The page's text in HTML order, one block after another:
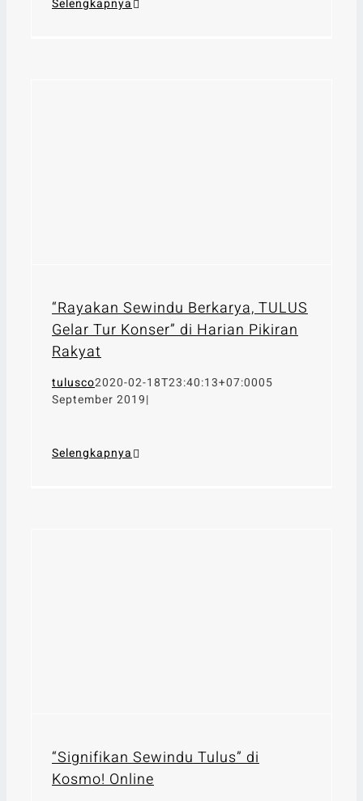
Selengkapnya
“Rayakan Sewindu Berkarya, TULUS
Gelar Tur Konser” di Harian Pikiran
Rakyat
tulusco2020-02-18T23:40:13+07:0005
September 2019|
Selengkapnya
“Signifikan Sewindu Tulus” di
Kosmo! Online